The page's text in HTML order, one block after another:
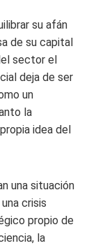
su afán
de su capital
sector el
deja de ser
un
la
idea del
una situación
crisis
propio de
la